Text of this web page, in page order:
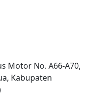
Motor No. A66-A70,
Kabupaten